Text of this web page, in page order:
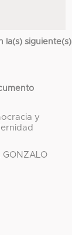
la(s) siguiente(s)
y
GONZALO